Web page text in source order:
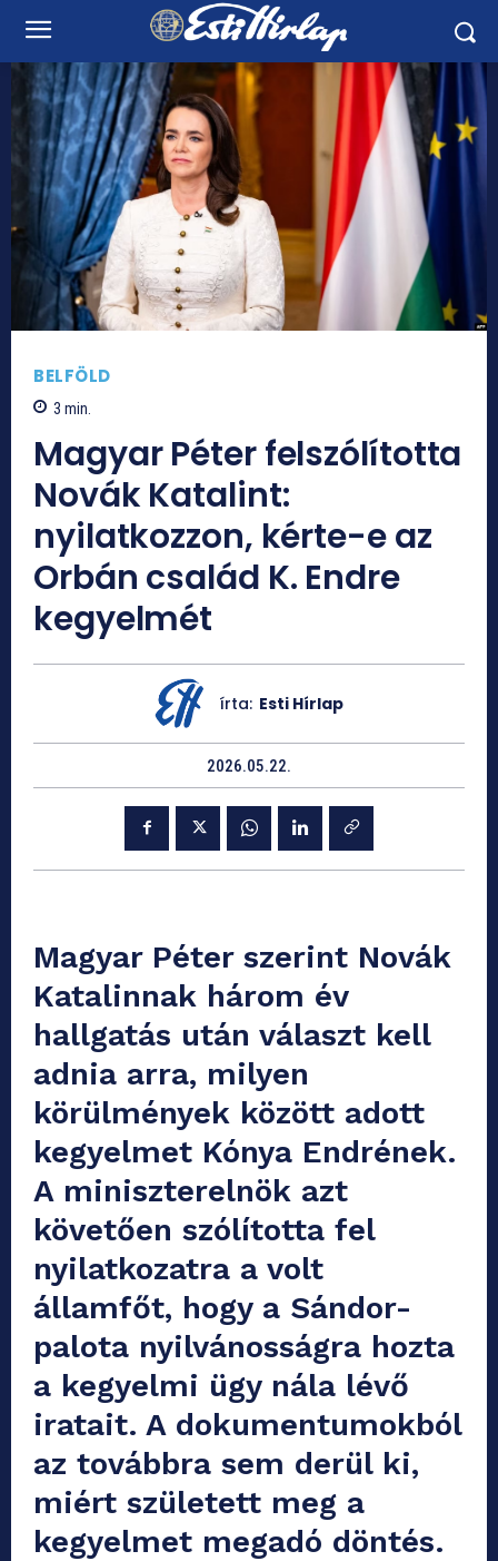
BELFÖLD
3 min.
Magyar Péter felszólította
Novák Katalint:
nyilatkozzon, kérte-e az
Orbán család K. Endre
kegyelmét
írta: Esti Hírlap
2026.05.22.
Magyar Péter szerint Novák
Katalinnak három év
hallgatás után választ kell
adnia arra, milyen
körülmények között adott
kegyelmet Kónya Endrének.
A miniszterelnök azt
követően szólította fel
nyilatkozatra a volt
államfőt, hogy a Sándor-
palota nyilvánosságra hozta
a kegyelmi ügy nála lévő
iratait. A dokumentumokból
az továbbra sem derül ki,
miért született meg a
kegyelmet megadó döntés.